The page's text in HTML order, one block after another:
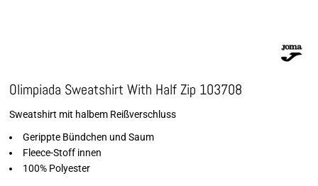
Olimpiada Sweatshirt With Half Zip 103708
Sweatshirt mit halbem Reißverschluss
Gerippte Bündchen und Saum
Fleece-Stoff innen
100% Polyester